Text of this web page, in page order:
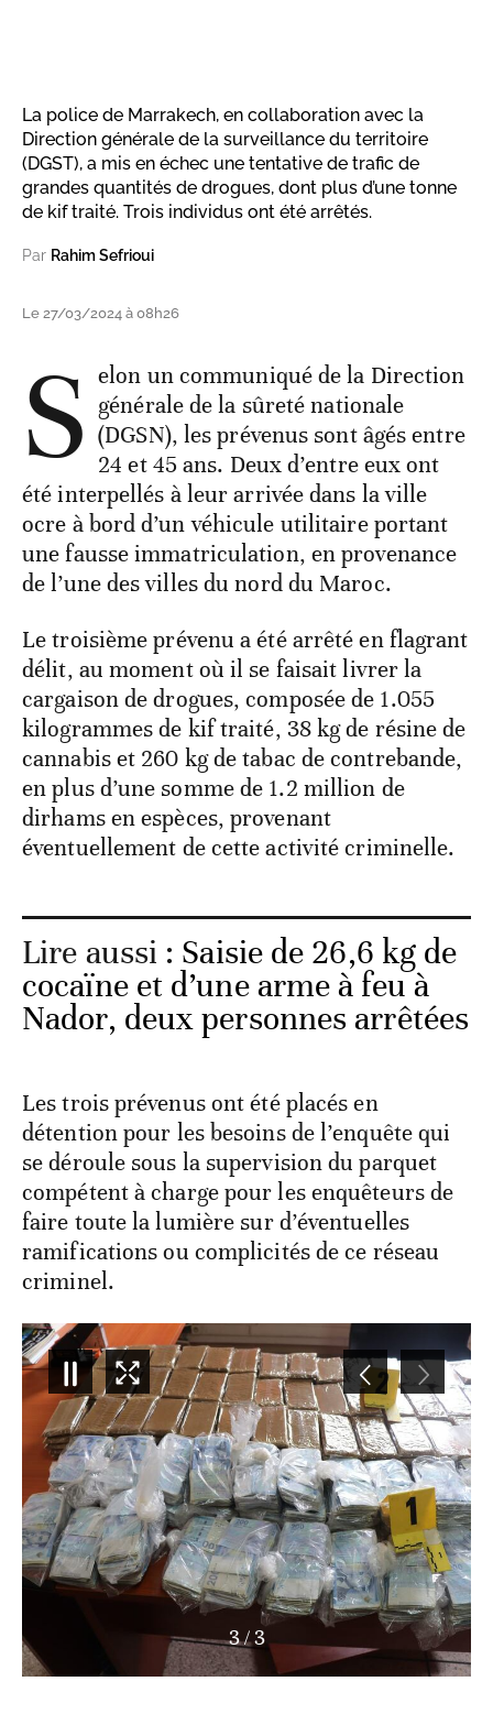
La police de Marrakech, en collaboration avec la
Direction générale de la surveillance du territoire
(DGST), a mis en échec une tentative de trafic de
grandes quantités de drogues, dont plus d’une tonne
de kif traité. Trois individus ont été arrêtés.
Par Rahim Sefrioui
Le 27/03/2024 à 08h26
S elon un communiqué de la Direction
générale de la sûreté nationale
(DGSN), les prévenus sont âgés entre
24 et 45 ans. Deux d’entre eux ont
été interpellés à leur arrivée dans la ville
ocre à bord d’un véhicule utilitaire portant
une fausse immatriculation, en provenance
de l’une des villes du nord du Maroc.
Le troisième prévenu a été arrêté en flagrant
délit, au moment où il se faisait livrer la
cargaison de drogues, composée de 1.055
kilogrammes de kif traité, 38 kg de résine de
cannabis et 260 kg de tabac de contrebande,
en plus d’une somme de 1.2 million de
dirhams en espèces, provenant
éventuellement de cette activité criminelle.
Lire aussi : Saisie de 26,6 kg de
cocaïne et d’une arme à feu à
Nador, deux personnes arrêtées
Les trois prévenus ont été placés en
détention pour les besoins de l’enquête qui
se déroule sous la supervision du parquet
compétent à charge pour les enquêteurs de
faire toute la lumière sur d’éventuelles
ramifications ou complicités de ce réseau
criminel.
3/3